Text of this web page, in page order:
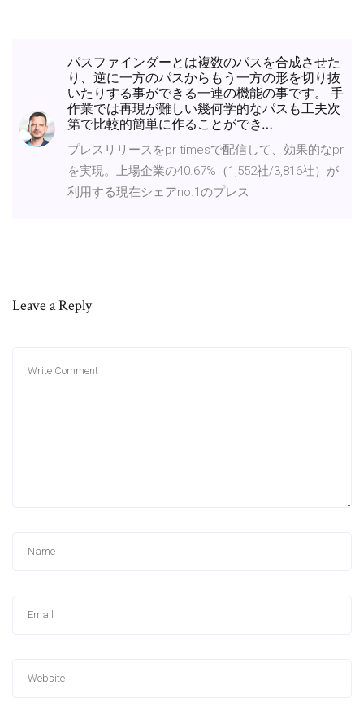
パスファインダーとは複数のパスを合成させた
り、逆に一方のパスからもう一方の形を切り抜
いたりする事ができる一連の機能の事です。 手
作業では再現が難しい幾何学的なパスも工夫次
第で比較的簡単に作ることができ…
プレスリリースをpr timesで配信して、効果的なpr
を実現。上場企業の40.67%（1,552社/3,816社）が
利用する現在シェアno.1のプレス
Leave a Reply